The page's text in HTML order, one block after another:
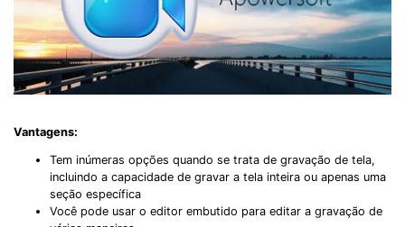
Vantagens:
Tem inúmeras opções quando se trata de gravação de tela,
incluindo a capacidade de gravar a tela inteira ou apenas uma
seção específica
Você pode usar o editor embutido para editar a gravação de